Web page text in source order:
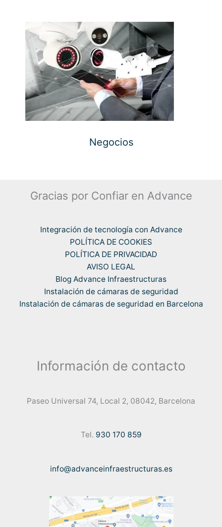
Negocios
Gracias por Confiar en Advance
Integración de tecnología con Advance
POLÍTICA DE COOKIES
POLÍTICA DE PRIVACIDAD
AVISO LEGAL
Blog Advance Infraestructuras
Instalación de cámaras de seguridad
Instalación de cámaras de seguridad en Barcelona
Información de contacto
Paseo Universal 74, Local 2, 08042, Barcelona
Tel. 930 170 859
info@advanceinfraestructuras.es